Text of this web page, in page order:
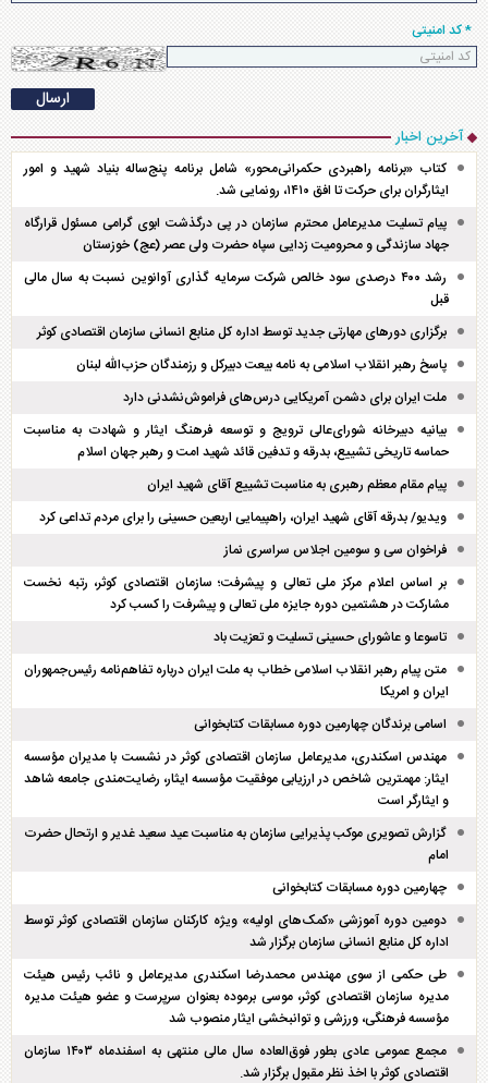
* کد امنیتی
آخرین اخبار
کتاب «برنامه راهبردی حکمرانی‌محور» شامل برنامه پنج‌ساله بنیاد شهید و امور
ایثارگران برای حرکت تا افق ۱۴۱۰، رونمایی شد.
پیام تسلیت مدیرعامل محترم سازمان در پی درگذشت ابوی گرامی مسئول قرارگاه
جهاد سازندگی و محرومیت زدایی سپاه حضرت ولی عصر (عج) خوزستان
رشد ۴۰۰ درصدی سود خالص شرکت سرمایه گذاری آوانوین نسبت به سال مالی
قبل
برگزاری دور‌های مهارتی جدید توسط اداره کل منابع انسانی سازمان اقتصادی کوثر
پاسخ رهبر انقلاب اسلامی به نامه بیعت دبیرکل و رزمندگان حزب‌الله لبنان
ملت ایران برای دشمن آمریکایی درس‌های فراموش‌نشدنی دارد
بیانیه دبیرخانه شورای‌عالی ترویج و توسعه فرهنگ ایثار و شهادت به مناسبت
حماسه تاریخی تشییع، بدرقه و تدفین قائد شهید امت و رهبر جهان اسلام
پیام مقام معظم رهبری به مناسبت تشییع آقای شهید ایران
ویدیو/ بدرقه آقای شهید ایران، راهپیمایی اربعین حسینی را برای مردم تداعی کرد
فراخوان سی و سومین اجلاس سراسری نماز
بر اساس اعلام مرکز ملی تعالی و پیشرفت؛ سازمان اقتصادی کوثر، رتبه نخست
مشارکت در هشتمین دوره جایزه ملی تعالی و پیشرفت را کسب کرد
تاسوعا و عاشورای حسینی تسلیت و تعزیت باد
متن پیام رهبر انقلاب اسلامی خطاب به ملت ایران درباره تفاهم‌نامه رئیس‌جمهوران
ایران و امریکا
اسامی برندگان چهارمین دوره مسابقات کتابخوانی
مهندس اسکندری، مدیرعامل سازمان اقتصادی کوثر در نشست با مدیران مؤسسه
ایثار: مهمترین شاخص در ارزیابی موفقیت مؤسسه ایثار، رضایت‌مندی جامعه شاهد
و ایثارگر است
گزارش تصویری موکب پذیرایی سازمان به مناسبت عید سعید غدیر و ارتحال حضرت
امام
چهارمین دوره مسابقات کتابخوانی
دومین دوره آموزشی «کمک‌های اولیه» ویژه کارکنان سازمان اقتصادی کوثر توسط
اداره کل منابع انسانی سازمان برگزار شد
طی حکمی از سوی مهندس محمدرضا اسکندری مدیرعامل و نائب رئیس هیئت
مدیره سازمان اقتصادی کوثر، موسی برموده بعنوان سرپرست و عضو هیئت مدیره
مؤسسه فرهنگی، ورزشی و توانبخشی ایثار منصوب شد
مجمع عمومی عادی بطور فوق‌العاده سال مالی منتهی به اسفند‌ماه ۱۴۰۳ سازمان
اقتصادی کوثر با اخذ نظر مقبول برگزار شد.